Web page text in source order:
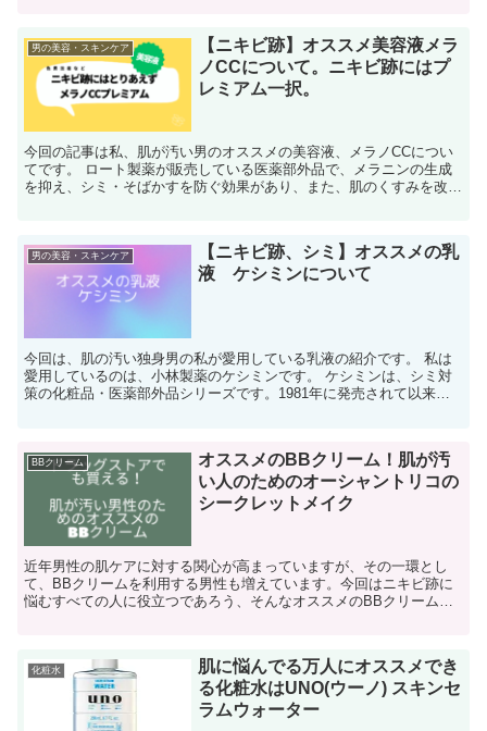
男の美容・スキンケア
【ニキビ跡】オススメ美容液メラ
ノCCについて。ニキビ跡にはプ
レミアム一択。
今回の記事は私、肌が汚い男のオススメの美容液、メラノCCについ
てです。 ロート製薬が販売している医薬部外品で、メラニンの生成
を抑え、シミ・そばかすを防ぐ効果があり、また、肌のくすみを改善
男の美容・スキンケア
【ニキビ跡、シミ】オススメの乳
液 ケシミンについて
今回は、肌の汚い独身男の私が愛用している乳液の紹介です。 私は
愛用しているのは、小林製薬のケシミンです。 ケシミンは、シミ対
策の化粧品・医薬部外品シリーズです。1981年に発売されて以来、
BBクリーム
オススメのBBクリーム！肌が汚
い人のためのオーシャントリコの
シークレットメイク
近年男性の肌ケアに対する関心が高まっていますが、その一環とし
て、BBクリームを利用する男性も増えています。今回はニキビ跡に
悩むすべての人に役立つであろう、そんなオススメのBBクリームに
化粧水
肌に悩んでる万人にオススメでき
る化粧水はUNO(ウーノ) スキンセ
ラムウォーター